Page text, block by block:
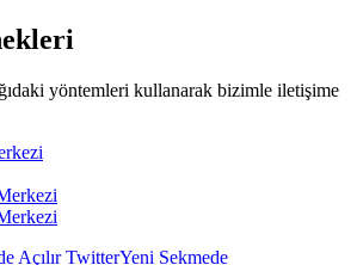
yöntemleri kullanarak bizimle iletişime
AçılırTwitterYeni Sekmede